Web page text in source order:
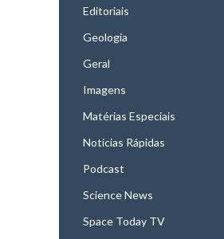
Editoriais
Geologia
Geral
Imagens
Matérias Especiais
Notícias Rápidas
Podcast
Science News
Space Today TV